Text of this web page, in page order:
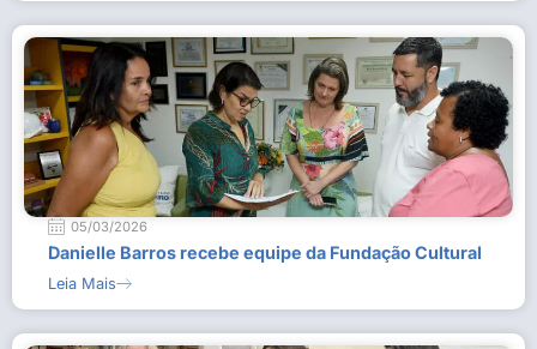
05/03/2026
Danielle Barros recebe equipe da Fundação Cultural
Leia Mais